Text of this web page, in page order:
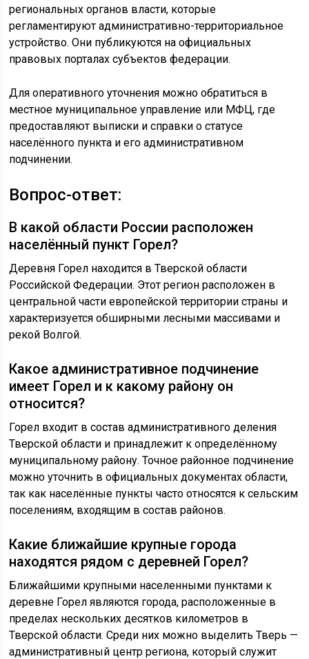
региональных органов власти, которые
регламентируют административно-территориальное
устройство. Они публикуются на официальных
правовых порталах субъектов федерации.
Для оперативного уточнения можно обратиться в
местное муниципальное управление или МФЦ, где
предоставляют выписки и справки о статусе
населённого пункта и его административном
подчинении.
Вопрос-ответ:
В какой области России расположен
населённый пункт Горел?
Деревня Горел находится в Тверской области
Российской Федерации. Этот регион расположен в
центральной части европейской территории страны и
характеризуется обширными лесными массивами и
рекой Волгой.
Какое административное подчинение
имеет Горел и к какому району он
относится?
Горел входит в состав административного деления
Тверской области и принадлежит к определённому
муниципальному району. Точное районное подчинение
можно уточнить в официальных документах области,
так как населённые пункты часто относятся к сельским
поселениям, входящим в состав районов.
Какие ближайшие крупные города
находятся рядом с деревней Горел?
Ближайшими крупными населенными пунктами к
деревне Горел являются города, расположенные в
пределах нескольких десятков километров в
Тверской области. Среди них можно выделить Тверь —
административный центр региона, который служит